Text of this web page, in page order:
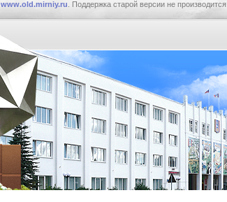
www.old.mirniy.ru . Поддержка старой версии не производится.